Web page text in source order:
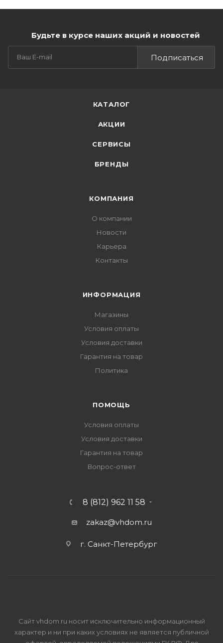
Будьте в курсе наших акций и новостей
Подписаться
КАТАЛОГ
АКЦИИ
СЕРВИСЫ
БРЕНДЫ
КОМПАНИЯ
О компании
Новости
Карьера
Контакты
ИНФОРМАЦИЯ
Магазины
Условия оплаты
Условия доставки
Гарантия на товар
Политика
ПОМОЩЬ
Условия оплаты
Условия доставки
Гарантия на товар
Вопрос-ответ
8 (812) 962 11 58
zakaz@vhdom.ru
г. Санкт-Петербург
Сайт vhdom.ru носит исключительно информационный
характер и ни при каких условиях не является публичной